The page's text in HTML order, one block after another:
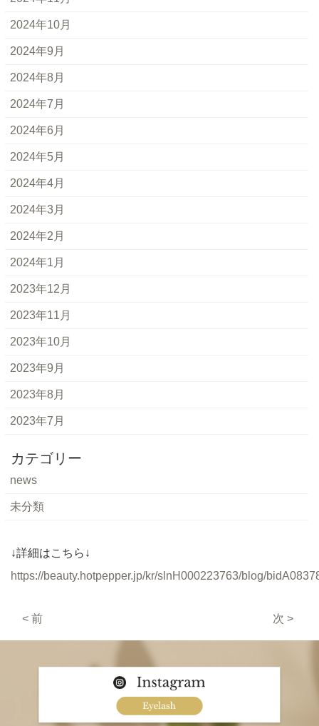
2024年10月
2024年9月
2024年8月
2024年7月
2024年6月
2024年5月
2024年4月
2024年3月
2024年2月
2024年1月
2023年12月
2023年11月
2023年10月
2023年9月
2023年8月
2023年7月
カテゴリー
news
未分類
↓詳細はこちら↓
https://beauty.hotpepper.jp/kr/slnH000223763/blog/
< 前 次 >